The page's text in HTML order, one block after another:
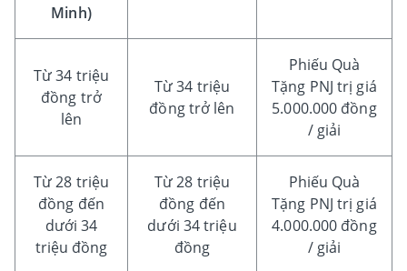
Minh)
Từ 34 triệu
đồng trở
lên
Từ 34 triệu
đồng trở lên
Phiếu Quà
Tặng PNJ trị giá
5.000.000 đồng
/ giải
Từ 28 triệu
đồng đến
dưới 34
triệu đồng
Từ 28 triệu
đồng đến
dưới 34 triệu
đồng
Phiếu Quà
Tặng PNJ trị giá
4.000.000 đồng
/ giải